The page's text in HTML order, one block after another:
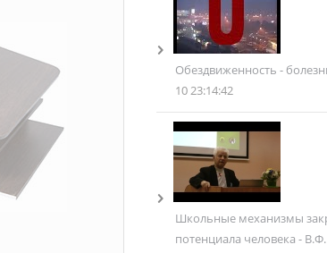
Обездвиженность -
10 23:14:42
Школьные механизмы
потенциала человека -